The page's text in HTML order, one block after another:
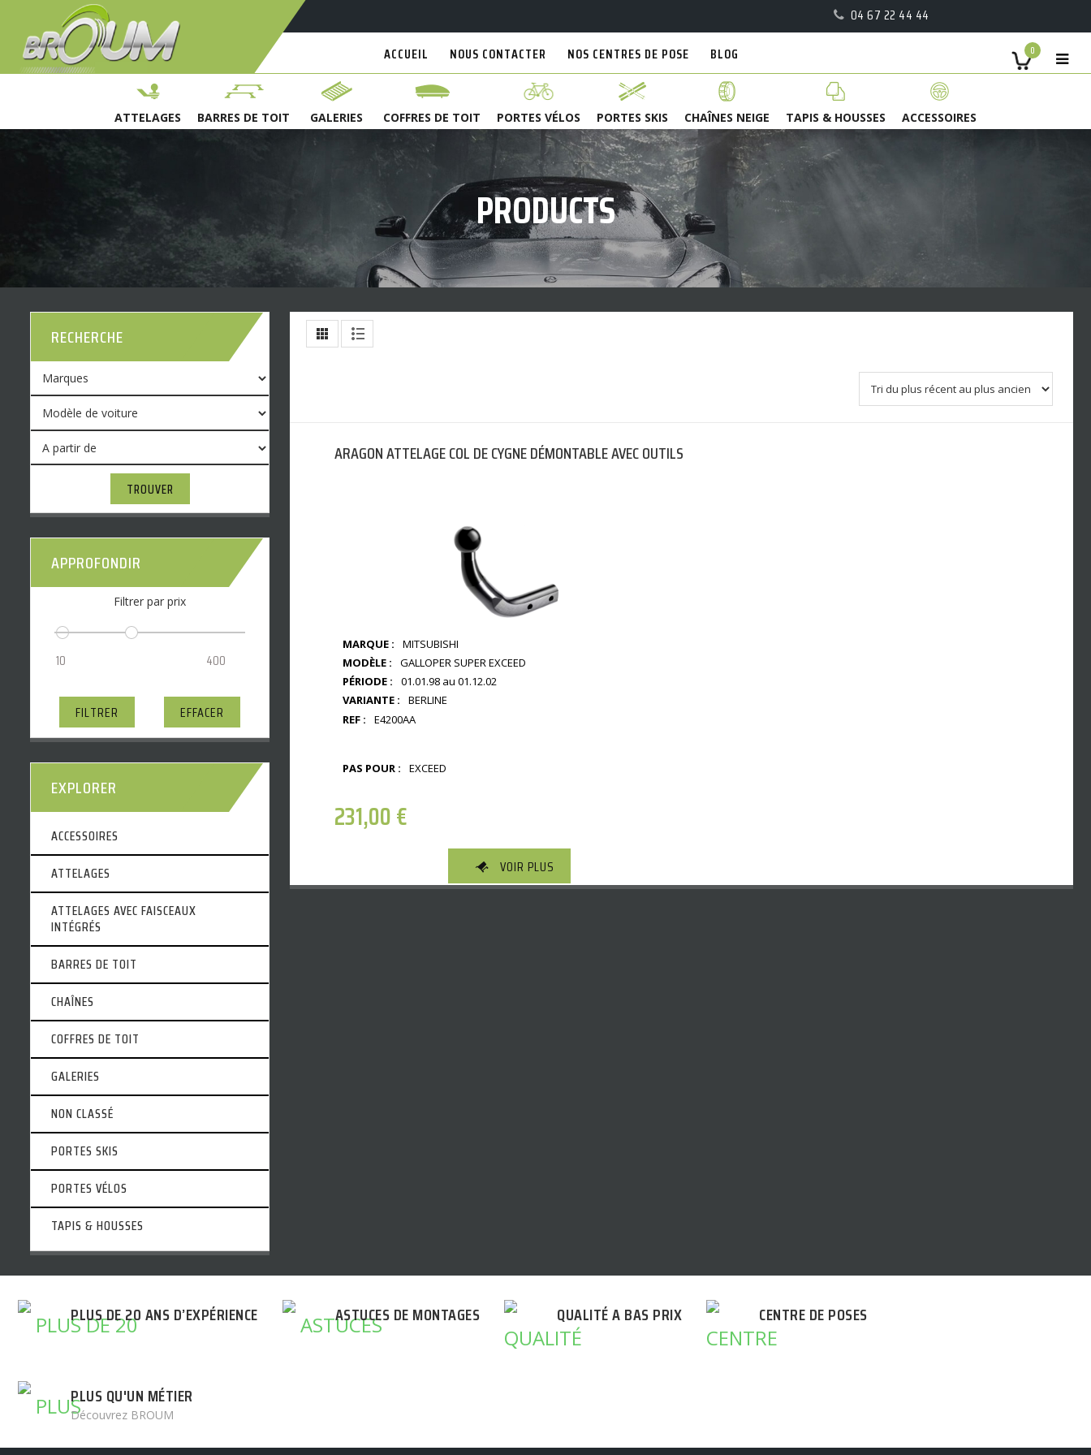
04 67 22 44 44
0
ACCUEIL NOUS CONTACTER NOS CENTRES DE POSE BLOG
ATTELAGES BARRES DE TOIT GALERIES COFFRES DE TOIT PORTES VÉLOS PORTES SKIS CHAÎNES NEIGE TAPIS & HOUSSES ACCESSOIRES
PRODUCTS
ARAGON ATTELAGE COL DE CYGNE DÉMONTABLE AVEC OUTILS
MARQUE :
MITSUBISHI
MODÈLE :
GALLOPER SUPER EXCEED
PÉRIODE :
01.01.98 au 01.12.02
VARIANTE :
BERLINE
REF :
E4200AA
PAS POUR : EXCEED
231,00€
VOIR PLUS
RECHERCHE
TROUVER
APPROFONDIR
Filtrer par prix
FILTRER EFFACER
EXPLORER
ACCESSOIRES
ATTELAGES
ATTELAGES AVEC FAISCEAUX
INTÉGRÉS
BARRES DE TOIT
CHAÎNES
COFFRES DE TOIT
GALERIES
NON CLASSÉ
PORTES SKIS
PORTES VÉLOS
TAPIS & HOUSSES
PLUS DE 20 ANS D’EXPÉRIENCE ASTUCES DE MONTAGES QUALITÉ A BAS PRIX CENTRE DE POSES
PLUS QU'UN MÉTIER
Découvrez BROUM